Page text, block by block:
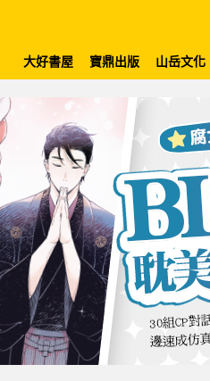
大好書屋 寶鼎出版 山岳文化